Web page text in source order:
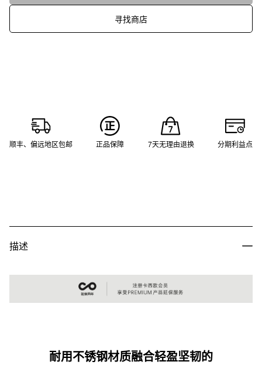
寻找商店
顺丰、偏远地区包邮 正品保障 7天无理由退换 分期利益点
描述
耐用不锈钢材质融合轻盈坚韧的